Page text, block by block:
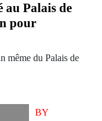
au Palais de
pour
même du Palais de
BY